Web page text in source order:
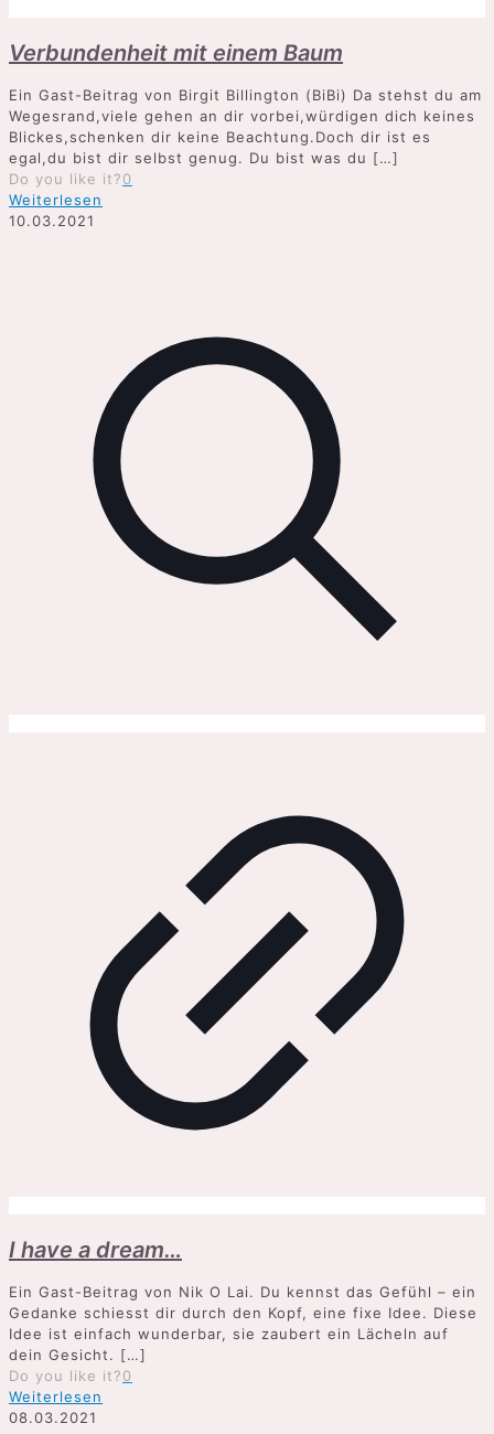
Verbundenheit mit einem Baum
Ein Gast-Beitrag von Birgit Billington (BiBi) Da stehst du am
Wegesrand,viele gehen an dir vorbei,würdigen dich keines
Blickes,schenken dir keine Beachtung.Doch dir ist es
egal,du bist dir selbst genug. Du bist was du […]
Do you like it?0
Weiterlesen
10.03.2021
I have a dream…
Ein Gast-Beitrag von Nik O Lai. Du kennst das Gefühl – ein
Gedanke schiesst dir durch den Kopf, eine fixe Idee. Diese
Idee ist einfach wunderbar, sie zaubert ein Lächeln auf
dein Gesicht. […]
Do you like it?0
Weiterlesen
08.03.2021